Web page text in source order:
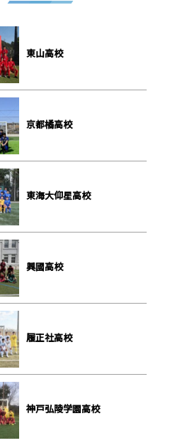
東山高校
京都橘高校
東海大仰星高校
興國高校
履正社高校
神戸弘陵学園高校